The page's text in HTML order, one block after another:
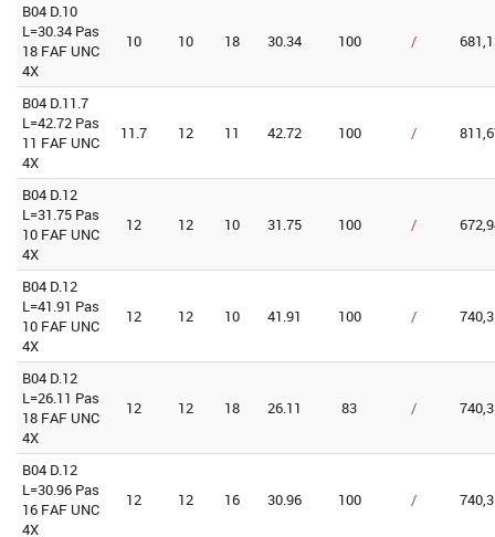
B04 D.10
L=30.34 Pas
18 FAF UNC
4X
10 10 18 30.34 100 /
B04 D.11.7
L=42.72 Pas
11 FAF UNC
4X
11.7 12 11 42.72 100 /
B04 D.12
L=31.75 Pas
10 FAF UNC
4X
12 12 10 31.75 100 /
B04 D.12
L=41.91 Pas
10 FAF UNC
4X
12 12 10 41.91 100 /
B04 D.12
L=26.11 Pas
18 FAF UNC
4X
12 12 18 26.11 83 /
B04 D.12
L=30.96 Pas
16 FAF UNC
4X
12 12 16 30.96 100 /